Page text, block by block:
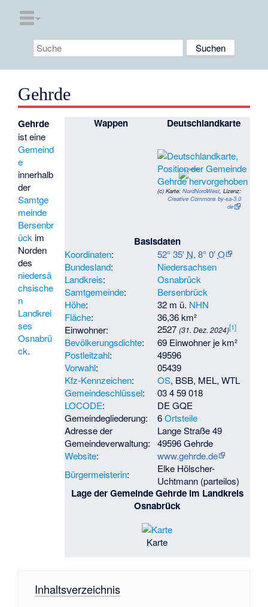
Gehrde
Wappen Deutschlandkarte
(c) Karte: NordNordWest, Lizenz:
Creative Commons by-sa-3.0
de
Basisdaten
Koordinaten: 52° 35′ N, 8° 0′O
Bundesland:
Niedersachsen
Landkreis:
Osnabrück
Samtgemeinde:
Bersenbrück
Höhe: 32 m ü. NHN
Fläche:
36,36 km²
Einwohner:
2527 (31. Dez. 2024)[1]
Bevölkerungsdichte:
69 Einwohner je km²
Postleitzahl:
49596
Vorwahl:
05439
Kfz-Kennzeichen: OS, BSB, MEL, WTL
Gemeindeschlüssel:
03 4 59 018
LOCODE:
DE GQE
Gemeindegliederung:
6Ortsteile
Adresse der
Gemeindeverwaltung:
Lange Straße 49
49596 Gehrde
Website:
www.gehrde.de
Bürgermeisterin:
Elke Hölscher-
Uchtmann (parteilos)
Lage der Gemeinde Gehrde im Landkreis
Osnabrück
Karte
Gehrde
ist eine
Gemeind
e
innerhalb
der
Samtge
meinde
Bersenbr
ück im
Norden
des
niedersä
chsische
n
Landkrei
ses
Osnabrü
ck.
Inhaltsverzeichnis